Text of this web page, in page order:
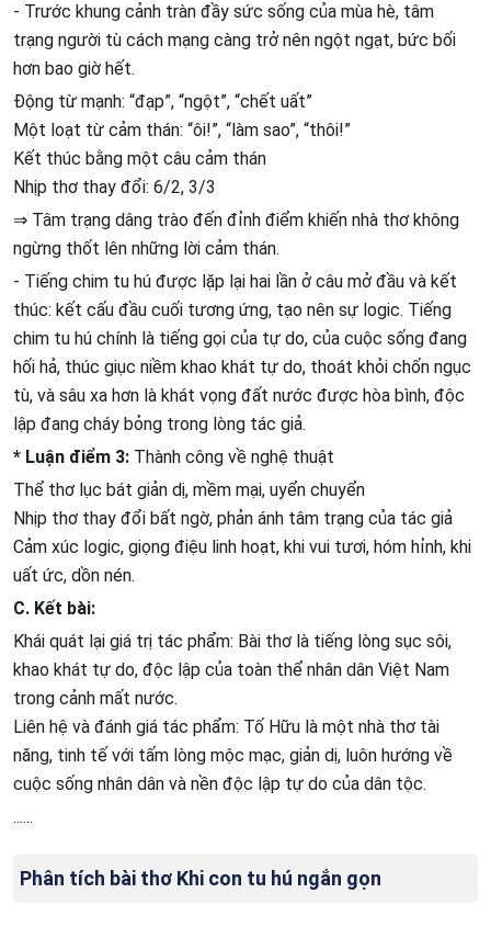
- Trước khung cảnh tràn đầy sức sống của mùa hè, tâm
trạng người tù cách mạng càng trở nên ngột ngạt, bức bối
hơn bao giờ hết.
Động từ mạnh: “đạp”, “ngột”, “chết uất”
Một loạt từ cảm thán: “ôi!”, “làm sao”, “thôi!”
Kết thúc bằng một câu cảm thán
Nhịp thơ thay đổi: 6/2, 3/3
⇒ Tâm trạng dâng trào đến đỉnh điểm khiến nhà thơ không
ngừng thốt lên những lời cảm thán.
- Tiếng chim tu hú được lặp lại hai lần ở câu mở đầu và kết
thúc: kết cấu đầu cuối tương ứng, tạo nên sự logic. Tiếng
chim tu hú chính là tiếng gọi của tự do, của cuộc sống đang
hối hả, thúc giục niềm khao khát tự do, thoát khỏi chốn ngục
tù, và sâu xa hơn là khát vọng đất nước được hòa bình, độc
lập đang cháy bỏng trong lòng tác giả.
* Luận điểm 3: Thành công về nghệ thuật
Thể thơ lục bát giản dị, mềm mại, uyển chuyển
Nhịp thơ thay đổi bất ngờ, phản ánh tâm trạng của tác giả
Cảm xúc logic, giọng điệu linh hoạt, khi vui tươi, hóm hỉnh, khi
uất ức, dồn nén.
C. Kết bài:
Khái quát lại giá trị tác phẩm: Bài thơ là tiếng lòng sục sôi,
khao khát tự do, độc lập của toàn thể nhân dân Việt Nam
trong cảnh mất nước.
Liên hệ và đánh giá tác phẩm: Tố Hữu là một nhà thơ tài
năng, tinh tế với tấm lòng mộc mạc, giản dị, luôn hướng về
cuộc sống nhân dân và nền độc lập tự do của dân tộc.
......
Phân tích bài thơ Khi con tu hú ngắn gọn